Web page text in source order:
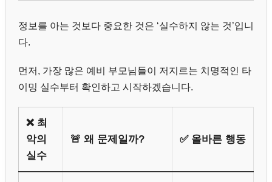
정보를 아는 것보다 중요한 것은 ‘실수하지 않는 것’입니
다.
먼저, 가장 많은 예비 부모님들이 저지르는 치명적인 타
이밍 실수부터 확인하고 시작하겠습니다.
❌ 최
악의
실수
🚨 왜 문제일까? ✅ 올바른 행동